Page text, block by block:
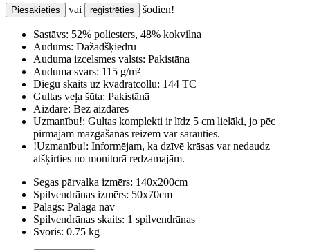
Piesakieties vai reģistrēties šodien!
Sastāvs: 52% poliesters, 48% kokvilna
Audums: Dažādšķiedru
Auduma izcelsmes valsts: Pakistāna
Auduma svars: 115 g/m²
Diegu skaits uz kvadrātcollu: 144 TC
Gultas veļa šūta: Pakistānā
Aizdare: Bez aizdares
Uzmanību!: Gultas komplekti ir līdz 5 cm lielāki, jo pēc
pirmajām mazgāšanas reizēm var sarauties.
!Uzmanību!: Informējam, ka dzīvē krāsas var nedaudz
atšķirties no monitorā redzamajām.
Segas pārvalka izmērs: 140x200cm
Spilvendrānas izmērs: 50x70cm
Palags: Palaga nav
Spilvendrānas skaits: 1 spilvendrānas
Svoris: 0.75 kg